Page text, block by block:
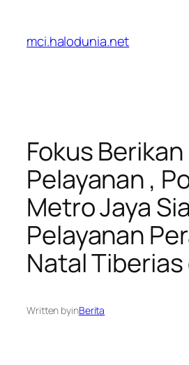
konten
mci.halodunia.net
Fokus Berikan
Pelayanan ,
Metro Jaya
Pelayanan
Natal Tiberias
Written byinBerita